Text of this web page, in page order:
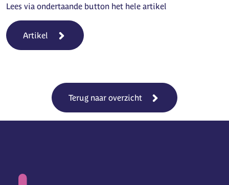
Lees via ondertaande button het hele artikel
Artikel
Terug naar overzicht